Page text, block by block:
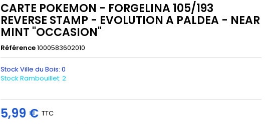
CARTE POKEMON - FORGELINA 105/193
REVERSE STAMP - EVOLUTION A PALDEA - NEAR
MINT "OCCASION"
Référence1000583602010
Stock Ville du Bois: 0
Stock Rambouillet: 2
5,99 € TTC